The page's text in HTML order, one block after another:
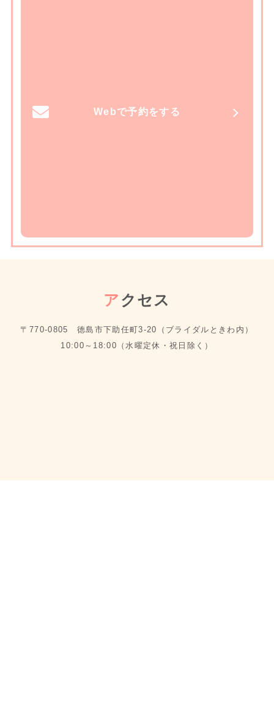
Webで予約をする
ア クセス
〒770-0805 徳島市下助任町3-20（ブライダルときわ内）
10:00～18:00（水曜定休・祝日除く）